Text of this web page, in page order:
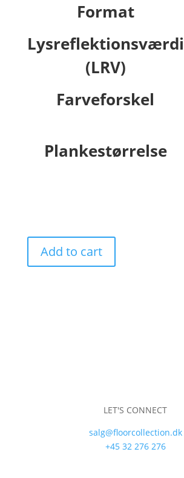
Format
Lysreflektionsværdi
(LRV)
Farveforskel
Plankestørrelse
Add to cart
LET'S CONNECT
salg@floorcollection.dk
+45 32 276 276